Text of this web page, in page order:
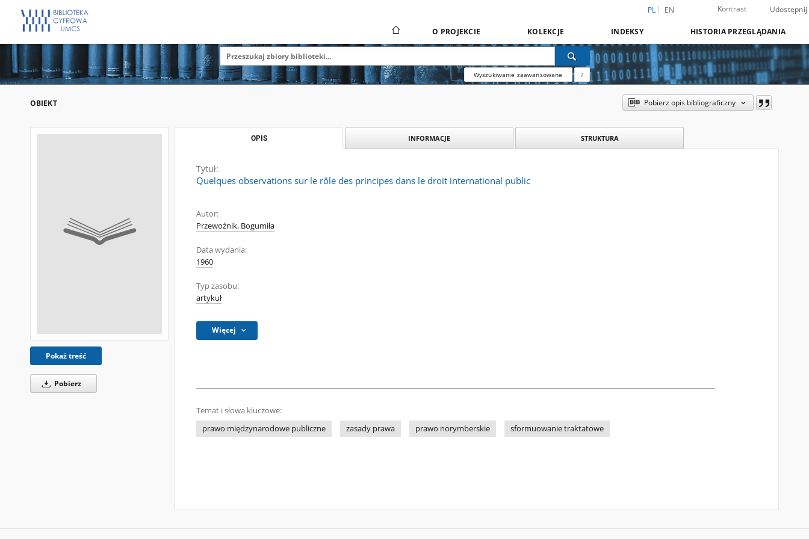
PL EN Kontrast Udostępnij
O PROJEKCIE KOLEKCJE INDEKSY HISTORIA PRZEGLĄDANIA
Wyszukiwanie zaawansowane ?
OBIEKT Pobierz opis bibliograficzny
Pokaż treść
Pobierz
OPIS INFORMACJE STRUKTURA
Tytuł:
Quelques observations sur le rôle des principes dans le droit international public
Autor:
Przewoźnik, Bogumiła
Data wydania:
1960
Typ zasobu:
artykuł
Więcej
Temat i słowa kluczowe:
prawo międzynarodowe publiczne
zasady prawa prawo norymberskie sformuowanie traktatowe